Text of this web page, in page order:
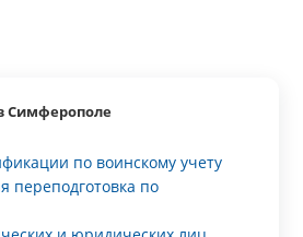
Симферополе
по воинскому учету
переподготовка по